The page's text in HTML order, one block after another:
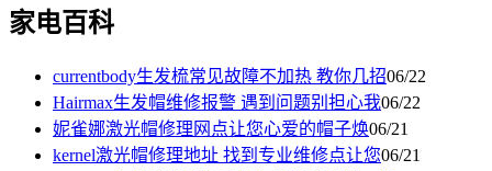
家电百科
currentbody生发梳常见故障不加热 教你几招06/22
Hairmax生发帽维修报警 遇到问题别担心我06/22
妮雀娜激光帽修理网点让您心爱的帽子焕06/21
kernel激光帽修理地址 找到专业维修点让您06/21